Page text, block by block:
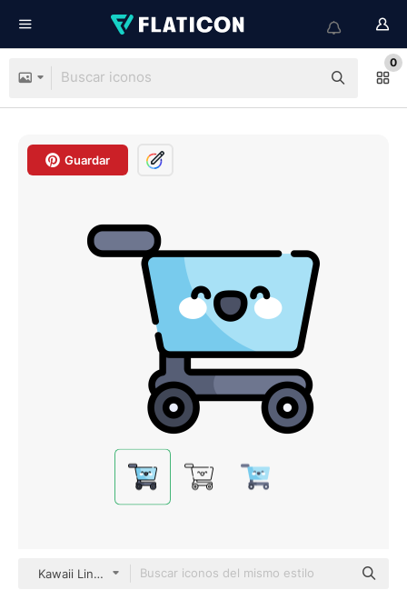
0
Guardar
Kawaii Lineal color